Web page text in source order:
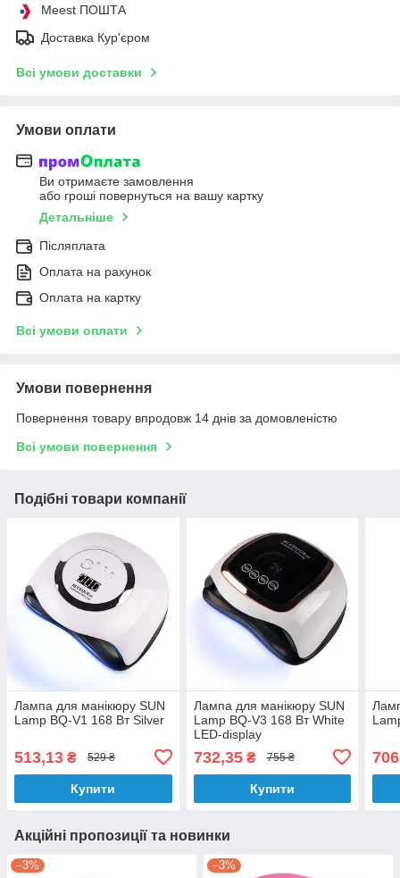
Meest ПОШТА
Доставка Кур'єром
Всі умови доставки
Умови оплати
Ви отримаєте замовлення
або гроші повернуться на вашу картку
Детальніше
Післяплата
Оплата на рахунок
Оплата на картку
Всі умови оплати
Умови повернення
Повернення товару впродовж 14 днів за домовленістю
Всі умови повернення
Подібні товари компанії
Лампа для манікюру SUN
Lamp BQ-V1 168 Вт Silver
513,13 ₴ 529 ₴
Купити
Лампа для манікюру SUN
Lamp BQ-V3 168 Вт White
LED-display
732,35₴ 755 ₴
Купити
Акційні пропозиції та новинки
–3% –3%